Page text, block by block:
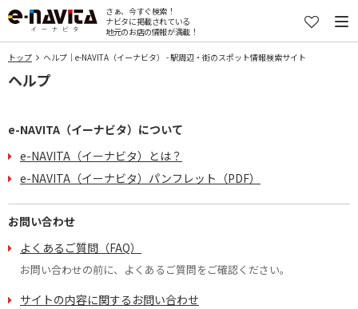
さぁ、今すぐ検索！
ナビタに掲載されている
地元のお店の情報が満載！
トップ ヘルプ｜e-NAVITA（イーナビタ） - 駅周辺・街のスポット情報検索サイト
ヘルプ
e-NAVITA（イーナビタ）について
e-NAVITA（イーナビタ）とは？
e-NAVITA（イーナビタ）パンフレット（PDF）
お問い合わせ
よくあるご質問（FAQ）
お問い合わせの前に、よくあるご質問をご確認ください。
サイトの内容に関するお問い合わせ